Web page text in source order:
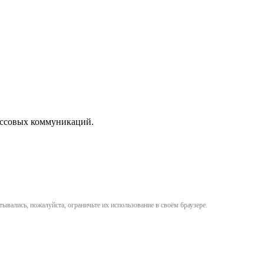
коммуникаций.
пожалуйста, ограничьте их использование в своём браузере.